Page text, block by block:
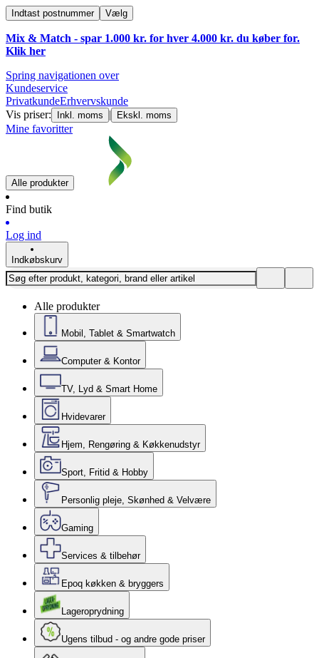
Indtast postnummer Vælg
Mix & Match - spar 1.000 kr. for hver 4.000 kr. du køber for.
Klik her
Spring navigationen over
Kundeservice
PrivatkundeErhvervskunde
Vis priser:
Inkl. moms | Ekskl. moms
Mine favoritter
Alle produkter
Find butik
Log ind
Indkøbskurv
Alle produkter
Mobil, Tablet & Smartwatch
Computer & Kontor
TV, Lyd & Smart Home
Hvidevarer
Hjem, Rengøring & Køkkenudstyr
Sport, Fritid & Hobby
Personlig pleje, Skønhed & Velvære
Gaming
Services & tilbehør
Epoq køkken & bryggers
Lageroprydning
Ugens tilbud - og andre gode priser